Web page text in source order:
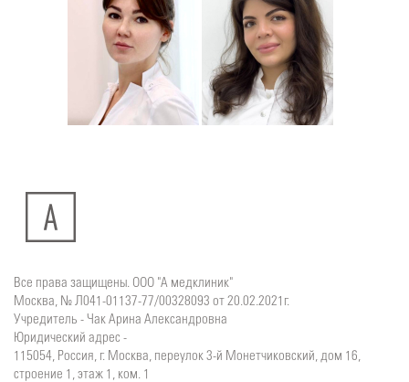
Подробнее о
Ситдикова
Стоматолог-хирург
Подробнеео
Тумасян
Стоматолог-терапевт
Все права защищены. ООО "А медклиник"
Москва, № Л041-01137-77/00328093 от 20.02.2021г.
Учредитель - Чак Арина Александровна
Юридический адрес -
115054, Россия, г. Москва, переулок 3-й Монетчиковский, дом 16,
строение 1, этаж 1, ком. 1